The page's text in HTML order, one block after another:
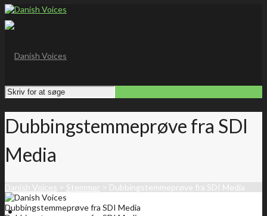
Forside
Dubbingstemmeprøve fra SDI
Media
Danish Voices > Stemmer > Dubbingstemmeprøve fra SDI Media
Dubbingstemmeprøve fra SDI Media